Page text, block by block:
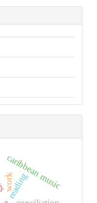
reading
work
caribbean music